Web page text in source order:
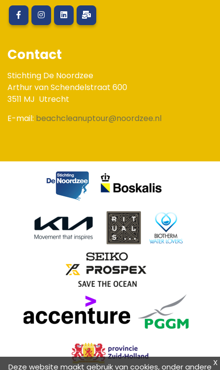
Contact
Stichting De Noordzee
Arthur van Schendelstraat 600
3511 MJ Utrecht
E-mail: beachcleanuptour@noordzee.nl
Deze website maakt gebruik van cookies, onder andere X